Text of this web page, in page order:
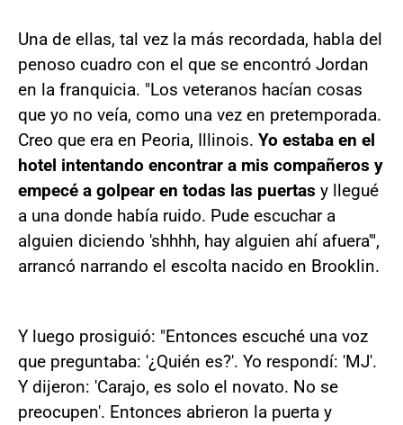
Una de ellas, tal vez la más recordada, habla del
penoso cuadro con el que se encontró Jordan
en la franquicia. "Los veteranos hacían cosas
que yo no veía, como una vez en pretemporada.
Creo que era en Peoria, Illinois. Yo estaba en el
hotel intentando encontrar a mis compañeros y
empecé a golpear en todas las puertas y llegué
a una donde había ruido. Pude escuchar a
alguien diciendo 'shhhh, hay alguien ahí afuera'",
arrancó narrando el escolta nacido en Brooklin.
Y luego prosiguió: "Entonces escuché una voz
que preguntaba: '¿Quién es?'. Yo respondí: 'MJ'.
Y dijeron: 'Carajo, es solo el novato. No se
preocupen'. Entonces abrieron la puerta y